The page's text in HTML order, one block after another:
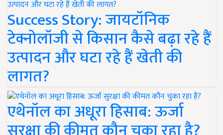
Success Story: जायटॉनिक
टेक्नोलॉजी से किसान कैसे बढ़ा रहे हैं
उत्पादन और घटा रहे हैं खेती की
लागत?
एथेनॉल का अधूरा हिसाब: ऊर्जा